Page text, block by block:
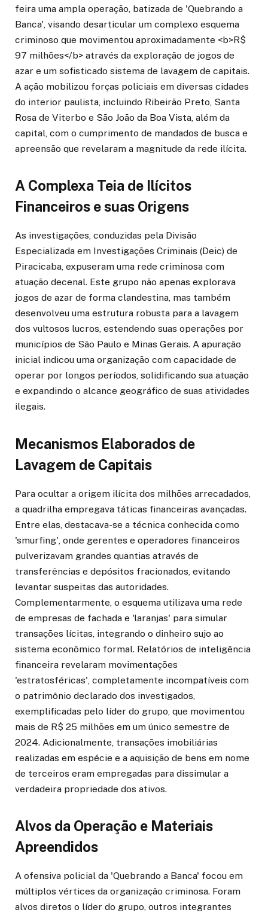
feira uma ampla operação, batizada de 'Quebrando a
Banca', visando desarticular um complexo esquema
criminoso que movimentou aproximadamente <b>R$
97 milhões</b> através da exploração de jogos de
azar e um sofisticado sistema de lavagem de capitais.
A ação mobilizou forças policiais em diversas cidades
do interior paulista, incluindo Ribeirão Preto, Santa
Rosa de Viterbo e São João da Boa Vista, além da
capital, com o cumprimento de mandados de busca e
apreensão que revelaram a magnitude da rede ilícita.
A Complexa Teia de Ilícitos
Financeiros e suas Origens
As investigações, conduzidas pela Divisão
Especializada em Investigações Criminais (Deic) de
Piracicaba, expuseram uma rede criminosa com
atuação decenal. Este grupo não apenas explorava
jogos de azar de forma clandestina, mas também
desenvolveu uma estrutura robusta para a lavagem
dos vultosos lucros, estendendo suas operações por
municípios de São Paulo e Minas Gerais. A apuração
inicial indicou uma organização com capacidade de
operar por longos períodos, solidificando sua atuação
e expandindo o alcance geográfico de suas atividades
ilegais.
Mecanismos Elaborados de
Lavagem de Capitais
Para ocultar a origem ilícita dos milhões arrecadados,
a quadrilha empregava táticas financeiras avançadas.
Entre elas, destacava-se a técnica conhecida como
'smurfing', onde gerentes e operadores financeiros
pulverizavam grandes quantias através de
transferências e depósitos fracionados, evitando
levantar suspeitas das autoridades.
Complementarmente, o esquema utilizava uma rede
de empresas de fachada e 'laranjas' para simular
transações lícitas, integrando o dinheiro sujo ao
sistema econômico formal. Relatórios de inteligência
financeira revelaram movimentações
'estratosféricas', completamente incompatíveis com
o patrimônio declarado dos investigados,
exemplificadas pelo líder do grupo, que movimentou
mais de R$ 25 milhões em um único semestre de
2024. Adicionalmente, transações imobiliárias
realizadas em espécie e a aquisição de bens em nome
de terceiros eram empregadas para dissimular a
verdadeira propriedade dos ativos.
Alvos da Operação e Materiais
Apreendidos
A ofensiva policial da 'Quebrando a Banca' focou em
múltiplos vértices da organização criminosa. Foram
alvos diretos o líder do grupo, outros integrantes